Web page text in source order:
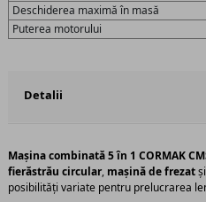
Deschiderea maximă în masă
Puterea motorului
Detalii
Mașina combinată 5 în 1 CORMAK
fierăstrău circular, mașină de frezatși
posibilități variate pentru prelucrarea